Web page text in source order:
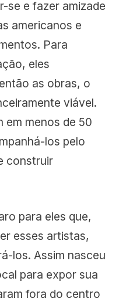
se e fazer amizade
americanos e
Para
eles
as obras, o
viável.
em menos de 50
los pelo
construir
para eles que,
esses artistas,
los. Assim nasceu
para expor sua
fora do centro